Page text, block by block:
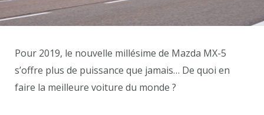
Pour 2019, le nouvelle millésime de Mazda MX-5
s’offre plus de puissance que jamais… De quoi en
faire la meilleure voiture du monde ?